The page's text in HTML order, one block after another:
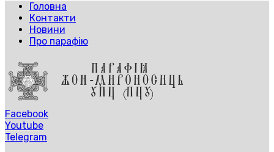
Головна
Контакти
Новини
Про парафію
Facebook
Youtube
Telegram